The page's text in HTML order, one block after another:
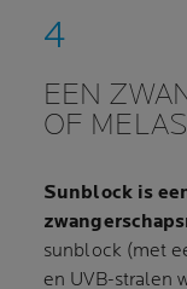
EEN
OF
Sunblock is
sunblock (met
en UVB-stralen